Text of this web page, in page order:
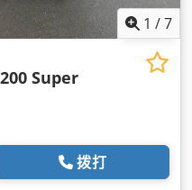
1 /7
Super
拨打